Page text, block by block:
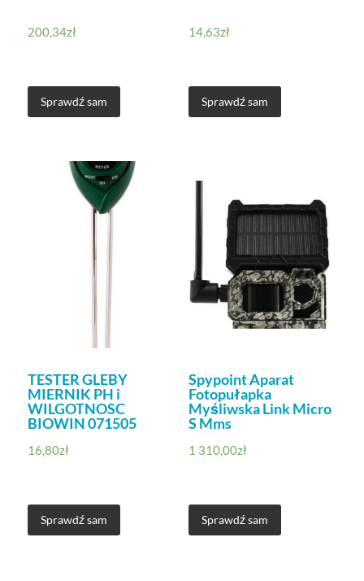
200,34zł
Sprawdź sam
14,63zł
Sprawdź sam
TESTER GLEBY
MIERNIK PH i
WILGOTNOSC
BIOWIN 071505
16,80zł
Sprawdź sam
Spypoint Aparat
Fotopułapka
Myśliwska Link Micro
S Mms
1 310,00zł
Sprawdź sam